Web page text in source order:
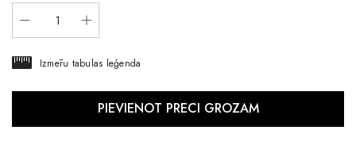
Izmēru tabulas leģenda